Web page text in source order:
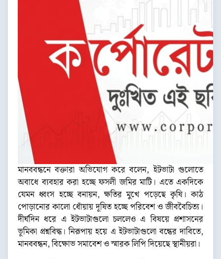
মানববন্ধনে বক্তারা অভিযোগ করে বলেন, ইটভাটা গুলোতে
অবাধে ব্যবহার করা হচ্ছে ফসলী জমির মাটি। এতে একদিকে
যেমন ধ্বংস হচ্ছে বনায়ন, ক্ষতির মুখে পড়েছে কৃষি। কাঠ
পোড়ানোর কালো ধোঁয়ায় দূষিত হচ্ছে পরিবেশ ও জীববৈচিত্য।
দীর্ঘদিন ধরে এ ইটভাটাগুলো চললেও এ বিষয়ে প্রশাসনের
ভূমিকা প্রশ্নবিদ্ধ। নিরূপায় হয়ে এ ইটভাটাগুলো বন্ধের দাবিতে,
মানববন্ধন, বিক্ষোভ সমাবেশ ও স্মারক লিপি দিয়েছে স্থানীয়রা।